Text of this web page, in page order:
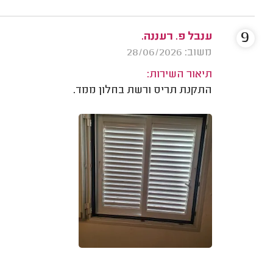
ענבל פ. רעננה.
משוב: 28/06/2026
תיאור השירות:
התקנת תריס ורשת בחלון ממד.
9